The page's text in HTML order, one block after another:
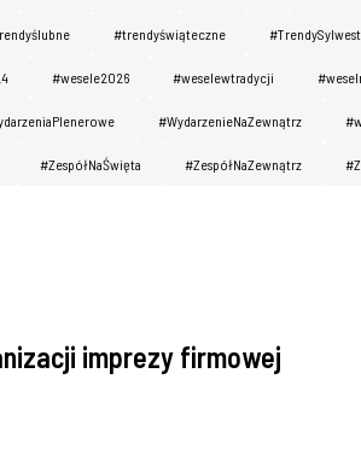
#trendyświąteczne
#wesele2026 #weselewtradycji
#WydarzenieNaZewnątrz
#ZespółNaŚwięta #ZespółNaZewnątrz
imprezy firmowej